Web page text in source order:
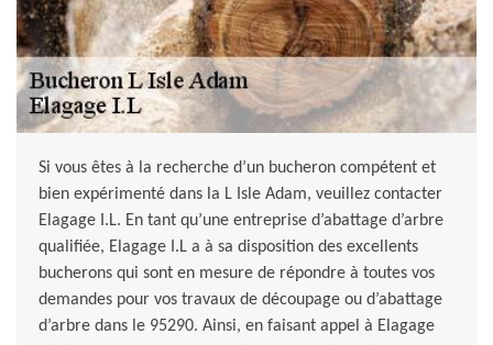
Si vous êtes à la recherche d’un bucheron compétent et
bien expérimenté dans la L Isle Adam, veuillez contacter
Elagage I.L. En tant qu’une entreprise d’abattage d’arbre
qualifiée, Elagage I.L a à sa disposition des excellents
bucherons qui sont en mesure de répondre à toutes vos
demandes pour vos travaux de découpage ou d’abattage
d’arbre dans le 95290. Ainsi, en faisant appel à Elagage